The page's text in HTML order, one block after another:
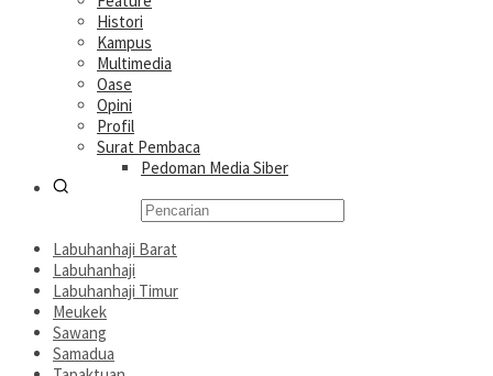
Histori
Kampus
Multimedia
Oase
Opini
Profil
Surat Pembaca
Pedoman Media Siber
Labuhanhaji Barat
Labuhanhaji
Labuhanhaji Timur
Meukek
Sawang
Samadua